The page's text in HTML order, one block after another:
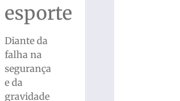
esporte
Diante da
falha na
segurança
e da
gravidade